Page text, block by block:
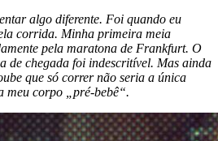
algo diferente. Foi quando eu
corrida. Minha primeira meia
pela maratona de Frankfurt. O
de chegada foi indescritível. Mas ainda
que só correr não seria a única
meu corpo „pré-bebê“.